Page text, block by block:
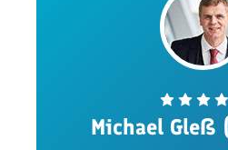
Michael Gleß